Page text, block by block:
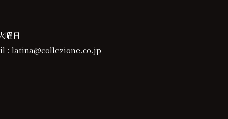
曜日
: latina@collezione.co.jp